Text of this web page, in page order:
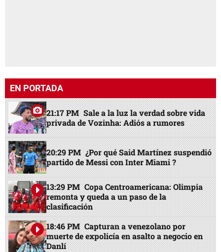
EN PORTADA
21:17 PM Sale a la luz la verdad sobre vida
privada de Vozinha: Adiós a rumores
20:29 PM ¿Por qué Said Martínez suspendió
partido de Messi con Inter Miami ?
13:29 PM Copa Centroamericana: Olimpia
remonta y queda a un paso de la
clasificación
18:46 PM Capturan a venezolano por
muerte de expolicía en asalto a negocio en
Danlí